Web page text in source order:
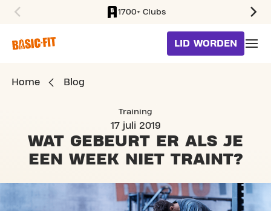
1700+ Clubs
LID WORDEN
Home Blog
Training
17 juli 2019
WAT GEBEURT ER ALS JE
EEN WEEK NIET TRAINT?